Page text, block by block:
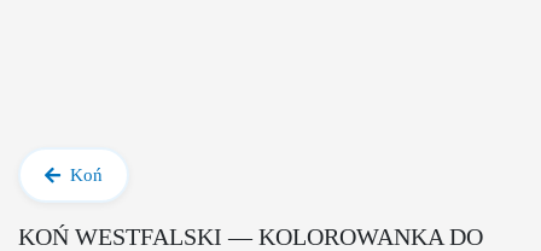
Koń
KOŃ WESTFALSKI — KOLOROWANKA DO